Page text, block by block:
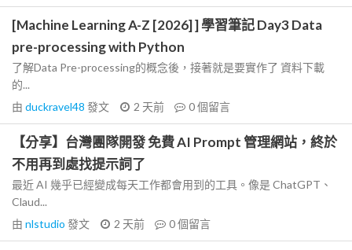
[Machine Learning A-Z [2026] ] 學習筆記 Day3 Data
pre-processing with Python
了解Data Pre-processing的概念後，接著就是要實作了 資料下載
的...
由 duckravel48 發文 2 天前 0個留言
【分享】台灣團隊開發 免費 AI Prompt 管理網站，終於
不用再到處找提示詞了
最近 AI 幾乎已經變成每天工作都會用到的工具。像是 ChatGPT、
Claud...
由 nlstudio 發文 2 天前 0個留言